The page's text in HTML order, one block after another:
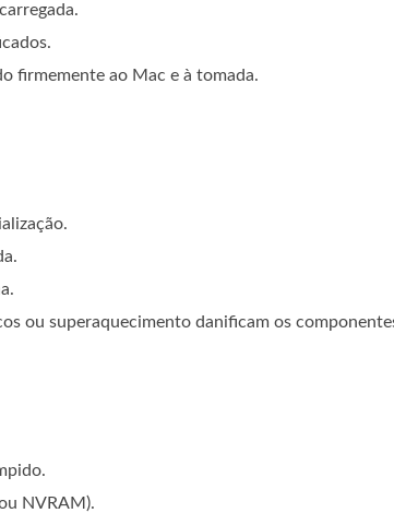
firmemente ao Mac e à tomada.
ou superaquecimento danificam os
NVRAM).